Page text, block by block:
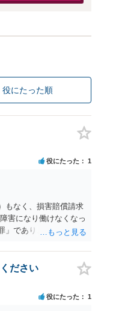
役にたった順
役にたった 1
もなく、損害賠償請求
害になり働けなくなっ
」であり、場合によっ
ありますので、至急、
ださい
役にたった 1